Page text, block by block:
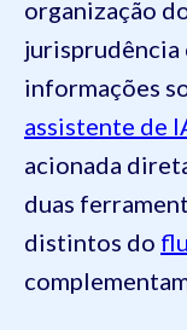
organização
jurisprudência
informações
assistente de
acionada
duas
distintos do